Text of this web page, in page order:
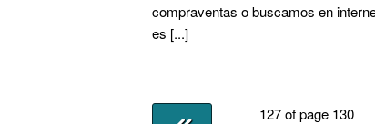
compraventas o buscamos en
es [...]
127 of page 130